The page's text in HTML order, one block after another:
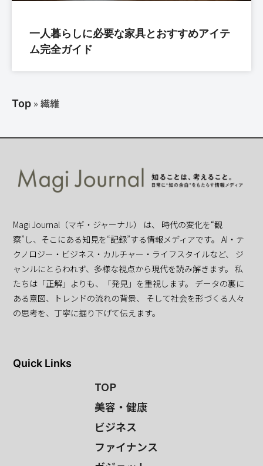
一人暮らしに必要な家具とおすすめアイテ
ム完全ガイド
Top » 繊維
Magi Journal（マギ・ジャーナル） は、 時代の変化を“観
察”し、そこにある知見を“記録”する情報メディアです。 AI・テ
クノロジー・ビジネス・カルチャー・ライフスタイルなど、 ジ
ャンルにとらわれず、多様な視点から現代を読み解きます。 私
たちは「正解」よりも、「発見」を重視します。 データの裏に
ある意図、トレンドの流れの背景、 そして社会を形づくる人々
の思考を、丁寧に掘り下げて伝えます。
Quick Links
TOP
美容・健康
ビジネス
ファイナンス